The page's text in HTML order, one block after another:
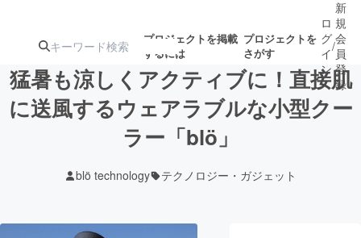
プロジェクトを掲載
するには
プロジェクトを
さがす
注目の新着プロ募集終了が近いプ
ロ
グ
イ
ン
/
新
規
会
員
登
録
猛暑も涼しくアクティブに！直接肌
に送風するウェアラブルな小型クー
ラー「blö」
blö technology テクノロジー・ガジェット